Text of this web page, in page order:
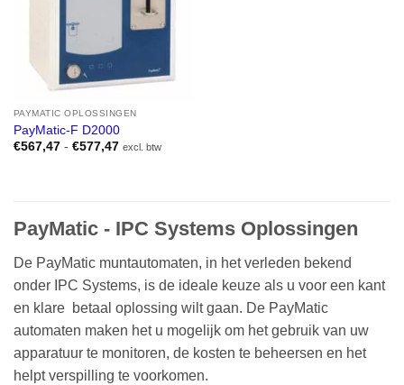
PAYMATIC OPLOSSINGEN
PayMatic-F D2000
€567,47 - €577,47Prijsklasse:
excl. btw
PayMatic - IPC Systems Oplossingen
De PayMatic muntautomaten, in het verleden bekend
onder IPC Systems, is de ideale keuze als u voor een kant
en klare betaal oplossing wilt gaan. De PayMatic
automaten maken het u mogelijk om het gebruik van uw
apparatuur te monitoren, de kosten te beheersen en het
helpt verspilling te voorkomen.